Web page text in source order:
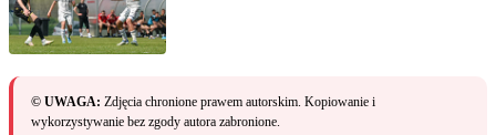
© UWAGA: Zdjęcia chronione prawem autorskim. Kopiowanie i
wykorzystywanie bez zgody autora zabronione.